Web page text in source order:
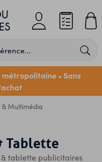
métropolitaine • Sans
& Multimédia
Tablette
tablette publicitaires